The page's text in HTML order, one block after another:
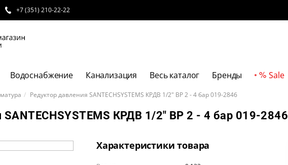
+7 (351) 210-22-22
Водоснабжение Канализация Весь каталог Бренды Sale
Редуктор давления SANTECHSYSTEMS КРДВ 1/2" ВР 2 - 4 бар 019-2846
SANTECHSYSTEMS КРДВ 1/2" ВР 2 - 4 бар 019-2846
Характеристики товара